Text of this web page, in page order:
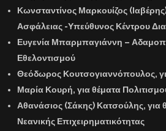
Κωνσταντίνος Μαρκουίζος
Ασφάλειας -Υπεύθυνος Κέντρου
Ευγενία Μπαρμπαγιάννη –
Εθελοντισμού
Θεόδωρος Κουτσογιαννόπουλος,
Μαρία Κουρή, για θέματα
Αθανάσιος (Σάκης) Κατσούλης, για
Νεανικής Επιχειρηματικότητας